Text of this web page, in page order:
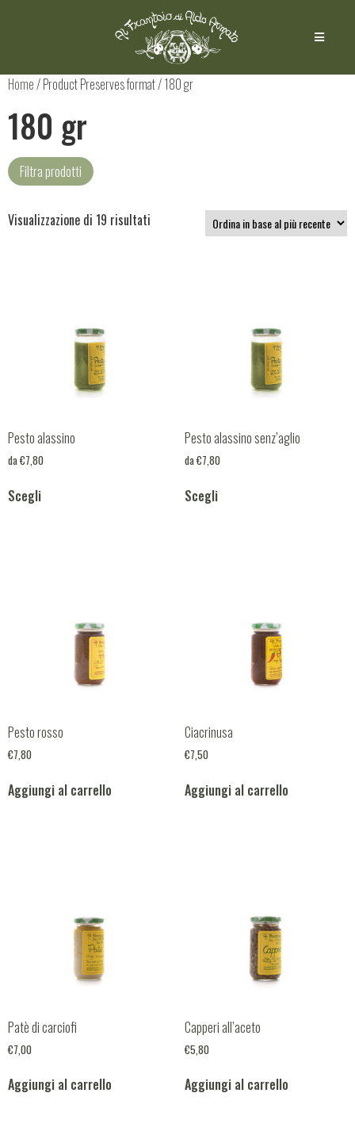
Home/ Product Preserves format / 180 gr
180 gr
Filtra prodotti
Conserve salate (1)
Crema
Mostarda
Visualizzazione di 19 risultati
Pesto alassino
da€7,80
Scegli
Pesto alassino senz’aglio
da€7,80
Scegli
Pesto rosso
€7,80
Aggiungi al carrello
Ciacrinusa
€7,50
Aggiungi al carrello
Patè di carciofi
€7,00
Aggiungi al carrello
Capperi all’aceto
€5,80
Aggiungi al carrello